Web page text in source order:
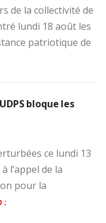
de la collectivité de
lundi 18 août les
patriotique de
bloque les
ce lundi 13
l’appel de la
pour la
;